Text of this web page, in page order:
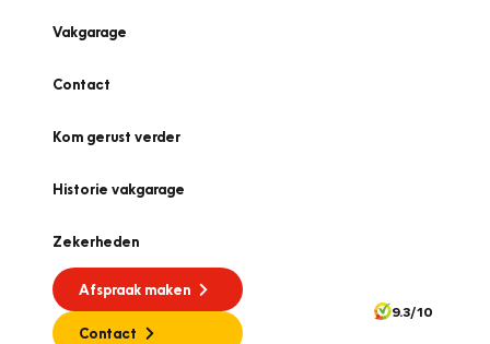
Vakgarage
Contact
Kom gerust verder
Historie vakgarage
Zekerheden
Afspraak maken
Contact
9.3/10